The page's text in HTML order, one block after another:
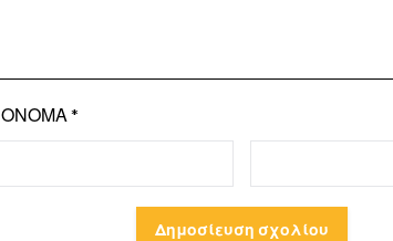
ΌΝΟΜΑ *